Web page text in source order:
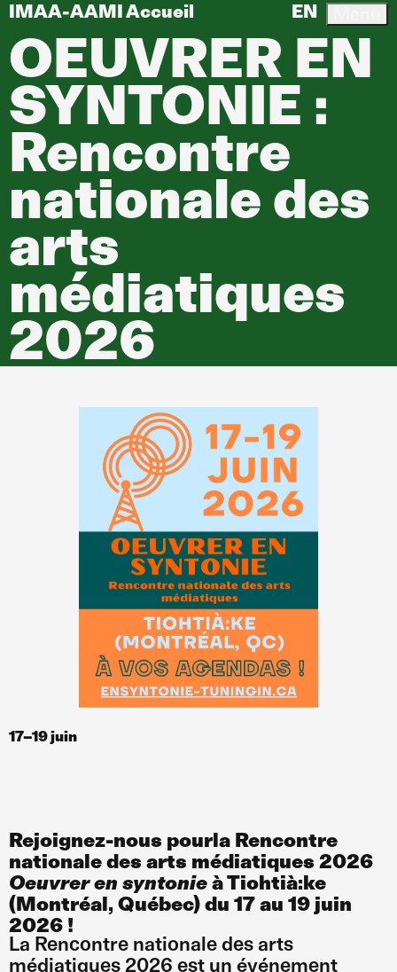
IMAA-AAMI Accueil EN
OEUVRER EN
SYNTONIE :
Rencontre
nationale des
arts
médiatiques
2026
17–19 juin
Rejoignez-nous pourla Rencontre
nationale des arts médiatiques 2026
Oeuvrer en syntonieà Tiohtià:ke
(Montréal, Québec) du 17 au 19 juin
2026 !
La Rencontre nationale des arts
médiatiques 2026 est un événement